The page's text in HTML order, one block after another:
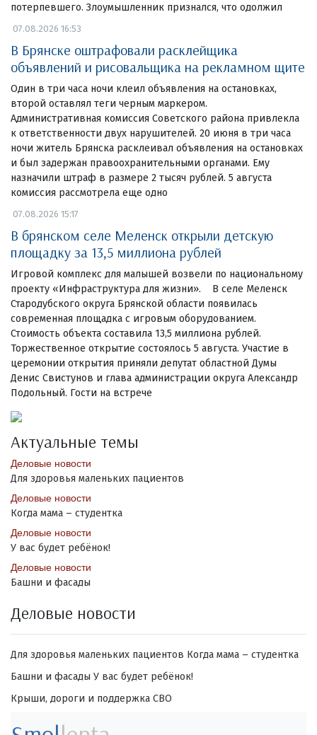
потерпевшего. Злоумышленник признался, что одолжил
07.08.2026 16:53
В Брянске оштрафовали расклейщика
объявлений и рисовальщика на рекламном щите
Один в три часа ночи клеил объявления на остановках,
второй оставлял теги черным маркером.
Административная комиссия Советского района привлекла
к ответственности двух нарушителей. 20 июня в три часа
ночи житель Брянска расклеивал объявления на остановках
и был задержан правоохранительными органами. Ему
назначили штраф в размере 2 тысяч рублей. 5 августа
комиссия рассмотрела еще одно
07.08.2026 15:17
В брянском селе Меленск открыли детскую
площадку за 13,5 миллиона рублей
Игровой комплекс для малышей возвели по национальному
проекту «Инфраструктура для жизни». В селе Меленск
Стародубского округа Брянской области появилась
современная площадка с игровым оборудованием.
Стоимость объекта составила 13,5 миллиона рублей.
Торжественное открытие состоялось 5 августа. Участие в
церемонии открытия приняли депутат областной Думы
Денис Свистунов и глава администрации округа Александр
Подольный. Гости на встрече
Актуальные темы
Деловые новости
Для здоровья маленьких пациентов
Деловые новости
Когда мама – студентка
Деловые новости
У вас будет ребёнок!
Деловые новости
Башни и фасады
Деловые новости
Для здоровья маленьких пациентов Когда мама – студентка
Башни и фасады У вас будет ребёнок!
Крыши, дороги и поддержка СВО